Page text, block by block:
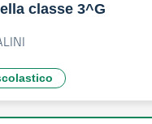
classe 3^G